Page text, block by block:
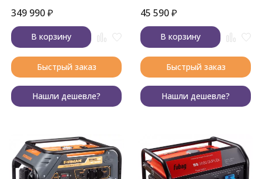
349 990₽
В корзину
Быстрый заказ
Нашли дешевле?
45 590₽
В корзину
Быстрый заказ
Нашли дешевле?